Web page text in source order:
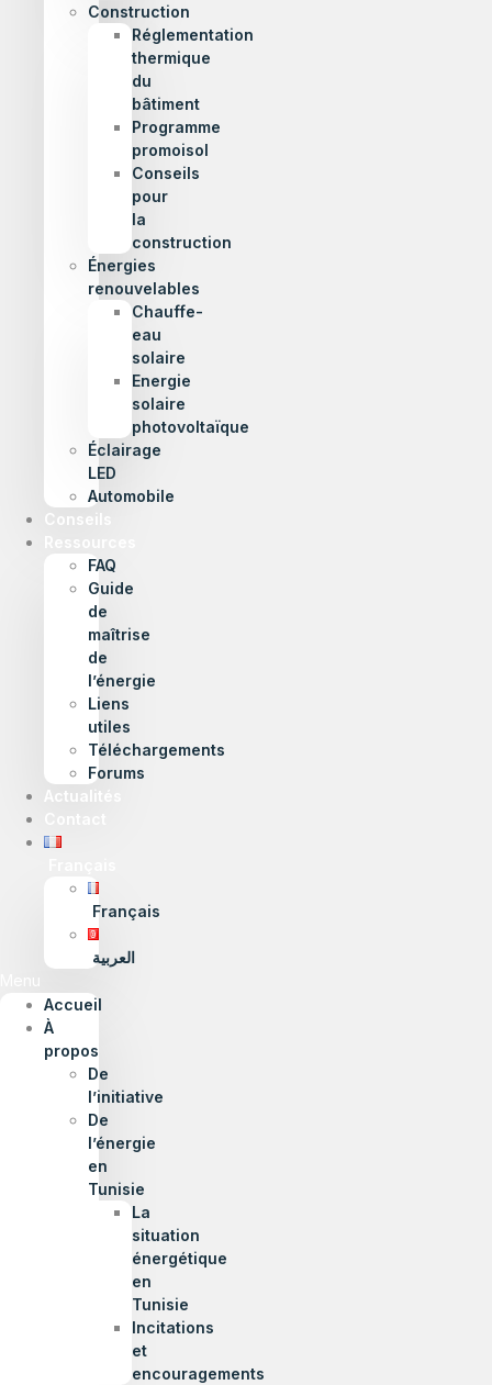
Construction
Réglementation
thermique
du
bâtiment
Programme
promoisol
Conseils
pour
la
construction
Énergies
renouvelables
Chauffe-
eau
solaire
Energie
solaire
photovoltaïque
Éclairage
LED
Automobile
Conseils
FAQ
Guide
de
maîtrise
de
l’énergie
Liens
utiles
Téléchargements
Forums
Actualités
Français
العربية
Accueil
À
propos
De
l’initiative
De
l’énergie
en
Tunisie
La
situation
énergétique
en
Tunisie
Incitations
et
encouragements